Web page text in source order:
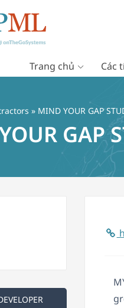
Trang chủ Các
» MIND YOUR GAP
GAP